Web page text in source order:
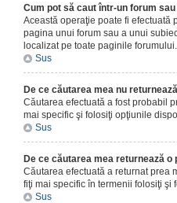
Cum pot să caut într-un forum
Această operaţie poate fi efectuată
pagina unui forum sau a unui
localizat pe toate paginile forumului.
Sus
De ce căutarea mea nu
Căutarea efectuată a fost probabil
mai specific şi folosiţi opţiunile
Sus
De ce căutarea mea returnează o
Căutarea efectuată a returnat prea
fiţi mai specific în termenii folosiţi şi
Sus